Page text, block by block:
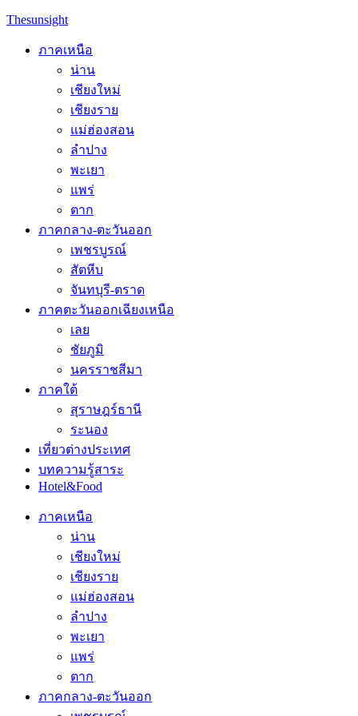
Skip
content
Thesunsight
ภาคเหนือ
น่าน
เชียงใหม่
เชียงราย
แม่ฮ่องสอน
ลำปาง
พะเยา
แพร่
ตาก
ภาคกลาง-ตะวันออก
เพชรบูรณ์
สัตหีบ
จันทบุรี-ตราด
ภาคตะวันออกเฉียงเหนือ
เลย
ชัยภูมิ
นครราชสีมา
ภาคใต้
สุราษฎร์ธานี
ระนอง
เที่ยวต่างประเทศ
บทความรู้สาระ
Hotel&Food
ภาคเหนือ
น่าน
เชียงใหม่
เชียงราย
แม่ฮ่องสอน
ลำปาง
พะเยา
แพร่
ตาก
ภาคกลาง-ตะวันออก